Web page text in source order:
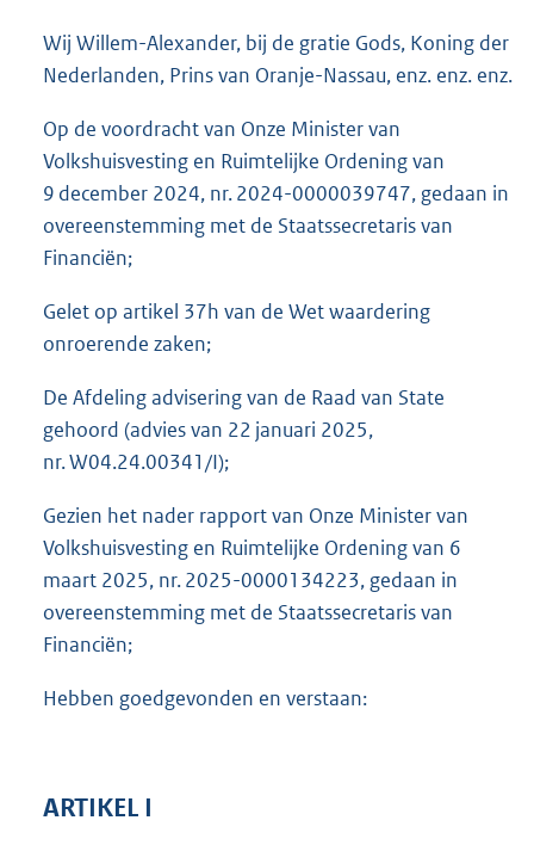
6
b
Wij Willem-Alexander, bij de gratie Gods, Koning der
Nederlanden, Prins van Oranje-Nassau, enz. enz. enz.
Op de voordracht van Onze Minister van
Volkshuisvesting en Ruimtelijke Ordening van
9 december 2024, nr. 2024-0000039747, gedaan in
overeenstemming met de Staatssecretaris van
Financiën;
Gelet op artikel 37h van de Wet waardering
onroerende zaken;
De Afdeling advisering van de Raad van State
gehoord (advies van 22 januari 2025,
nr. W04.24.00341/I);
Gezien het nader rapport van Onze Minister van
Volkshuisvesting en Ruimtelijke Ordening van 6
maart 2025, nr. 2025-0000134223, gedaan in
overeenstemming met de Staatssecretaris van
Financiën;
Hebben goedgevonden en verstaan:
ARTIKEL I